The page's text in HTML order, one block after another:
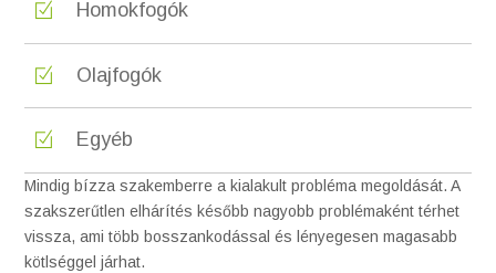
Homokfogók
Olajfogók
Egyéb
Mindig bízza szakemberre a kialakult probléma megoldását. A
szakszerűtlen elhárítés később nagyobb problémaként térhet
vissza, ami több bosszankodással és lényegesen magasabb
kötlséggel járhat.